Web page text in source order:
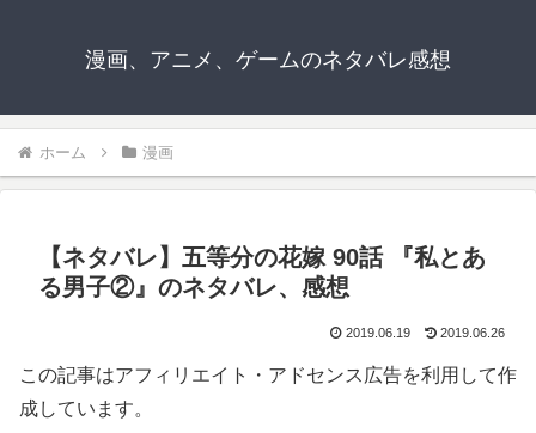
漫画、アニメ、ゲームのネタバレ感想
ホーム 漫画
【ネタバレ】五等分の花嫁 90話 『私とあ
る男子②』のネタバレ、感想
2019.06.19 2019.06.26
この記事はアフィリエイト・アドセンス広告を利用して作
成しています。